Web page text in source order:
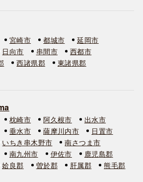
宮崎市 都城市
延岡市
日向市 串間市
西都市
西諸県郡
東諸県郡
枕崎市 阿久根市
出水市
垂水市 薩摩川内市
日置市
いちき串木野市
南さつま市
南九州市 伊佐市
鹿児島郡
姶良郡 曽於郡 肝属郡
熊毛郡